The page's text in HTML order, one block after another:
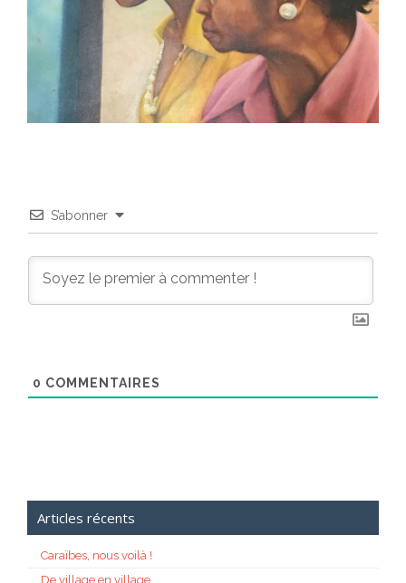
S’abonner
0 COMMENTAIRES
Articles récents
Caraïbes, nous voilà !
De village en village